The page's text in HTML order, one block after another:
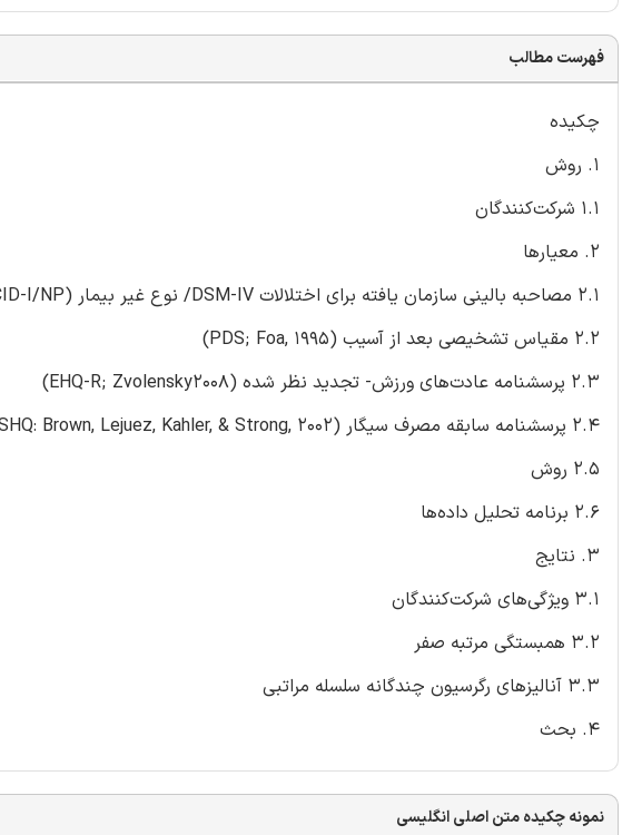
فهرست مطالب
چکیده
1. روش
1.1 شرکت‌کنندگان
2. معیارها
2.1 مصاحبه بالینی سازمان یافته برای اختلالات DSM-IV/ نوع غیر بیمار (SCID-I/NP/ اول، Spitzer, Gibbon, & Williams, 1995).
2.2 مقیاس تشخیصی بعد از آسیب (PDS; Foa, 1995)
2.3 پرسشنامه عادت‌های ورزش- تجدید نظر شده (EHQ-R; Zvolensky2008)
2.4 پرسشنامه سابقه مصرف سیگار (SHQ: Brown, Lejuez, Kahler, & Strong, 2002)
2.5 روش
2.6 برنامه تحلیل داده‌ها
3. نتایج
3.1 ویژگی‌های شرکت‌کنندگان
3.2 همبستگی مرتبه صفر
3.3 آنالیزهای رگرسیون چندگانه سلسله مراتبی
4. بحث
نمونه چکیده متن اصلی انگلیسی